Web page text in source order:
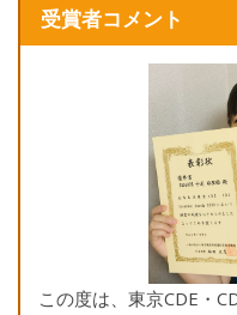
受賞者コメント
この度は、東京CDE・